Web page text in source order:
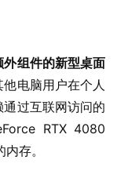
组件的新型桌面
他电脑用户在个人
过互联网访问的
RTX 4080
存。